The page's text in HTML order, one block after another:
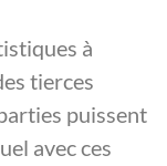
à
tierces
puissent
avec ces